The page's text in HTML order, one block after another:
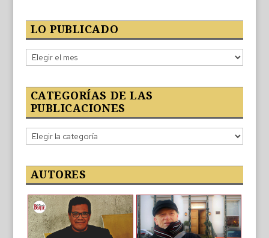
LO PUBLICADO
Lo
publicado
CATEGORÍAS DE LAS
PUBLICACIONES
Categorías
de
publicaciones
AUTORES